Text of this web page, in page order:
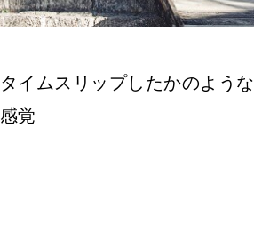
タイムスリップしたかのような
感覚